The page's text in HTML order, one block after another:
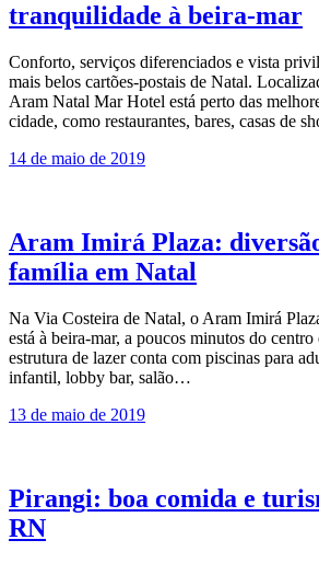
tranquilidade à beira-mar
Conforto, serviços diferenciados e vista
mais belos cartões-postais de Natal.
Aram Natal Mar Hotel está perto das
cidade, como restaurantes, bares, casas de
14 de maio de 2019
Aram Imirá Plaza:
família em Natal
Na Via Costeira de Natal, o Aram Imirá
está à beira-mar, a poucos minutos do
estrutura de lazer conta com piscinas para
infantil, lobby bar, salão…
13 de maio de 2019
Pirangi: boa comida e
RN